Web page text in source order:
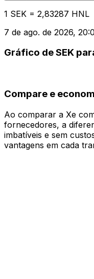
1 SEK = 2,83287 HNL
7 de ago. de 2026,
Gráfico de SEK
Compare e
Ao comparar a Xe
fornecedores, a
imbatíveis e sem
vantagens em cada